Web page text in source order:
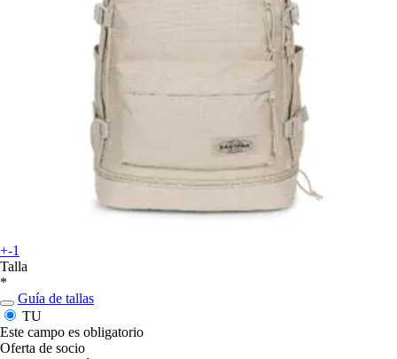
+-1
Talla
*
Guía de tallas
TU
Este campo es obligatorio
Oferta de socio